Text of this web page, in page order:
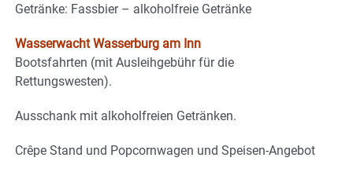
Getränke: Fassbier – alkoholfreie Getränke
Wasserwacht Wasserburg am Inn
Bootsfahrten (mit Ausleihgebühr für die
Rettungswesten).
Ausschank mit alkoholfreien Getränken.
Crêpe Stand und Popcornwagen und Speisen-Angebot